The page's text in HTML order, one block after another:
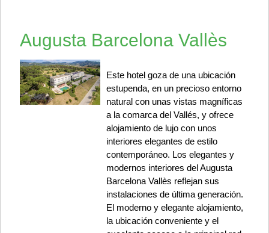
Augusta Barcelona Vallès
Este hotel goza de una ubicación
estupenda, en un precioso entorno
natural con unas vistas magníficas
a la comarca del Vallés, y ofrece
alojamiento de lujo con unos
interiores elegantes de estilo
contemporáneo. Los elegantes y
modernos interiores del Augusta
Barcelona Vallès reflejan sus
instalaciones de última generación.
El moderno y elegante alojamiento,
la ubicación conveniente y el